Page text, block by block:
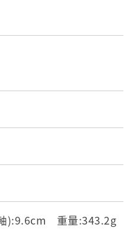
):9.6cm 重量:343.2g